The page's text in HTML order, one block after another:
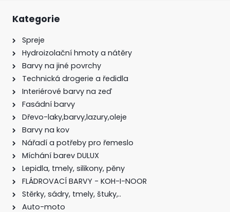
Kategorie
Spreje
Hydroizolační hmoty a nátěry
Barvy na jiné povrchy
Technická drogerie a ředidla
Interiérové barvy na zeď
Fasádní barvy
Dřevo-laky,barvy,lazury,oleje
Barvy na kov
Nářadí a potřeby pro řemeslo
Míchání barev DULUX
Lepidla, tmely, silikony, pěny
FLÁDROVACÍ BARVY - KOH-I-NOOR
Stěrky, sádry, tmely, štuky,..
Auto-moto